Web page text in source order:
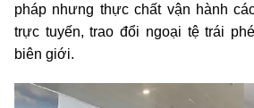
pháp nhưng thực chất vận hành
trực tuyến, trao đổi ngoại tệ trái
biên giới.